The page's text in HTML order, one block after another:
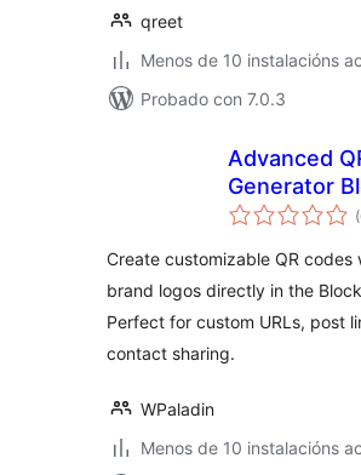
qreet
Menos de 10 instalacións
Probado con 7.0.3
Advanced
Generator
Create customizable QR codes
brand logos directly in the
Perfect for custom URLs, post
contact sharing.
WPaladin
Menos de 10 instalacións